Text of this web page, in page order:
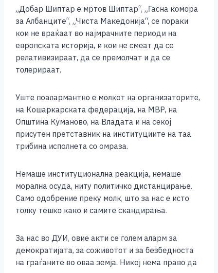
„Добар Шиптар е мртов Шиптар“, „Гасна комора
за Албанците“, „Чиста Македонија“, се пораки
кои не враќаат во најмрачните периоди на
европската историја, и кои не смеат да се
релативизираат, да се премолчат и да се
толерираат.
Уште поалармантно е молкот на организаторите,
на Кошаркарската федерација, на МВР, на
Општина Куманово, на Владата и на секој
присутен претставник на институциите на таа
трибина исполнета со омраза.
Немаше институционална реакција, немаше
морална осуда, ниту политичко дистанцирање.
Само одобрение преку молк, што за нас е исто
толку тешко како и самите скандирања.
За нас во ДУИ, овие акти се голем аларм за
демократијата, за соживотот и за безбедноста
на граѓаните во оваа земја. Никој нема право да